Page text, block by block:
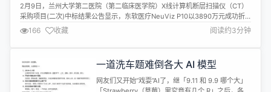
兰大二院
2月9日，兰州大学第二医院（第二临床医学院）X线计算机断层扫描仪（CT）
采购项目(二次)中标结果公告显示，东软医疗NeuViz P10以3890万元成功折
桂，包含设备、交钥匙工程以及5年原厂服务的完整解决方案。这一消息在医疗
设备领域引起极大关注。 在与国际品牌的正面竞争中，东软医疗凭借这样一套
全面且具有高性价比的方案成功胜出，意味着国产设备不再依靠价格优势参...
166 收藏 阅读约3分钟
一道洗车题难倒各大 AI 模型
网友们又开始“戏耍”AI了，继「9.11 和 9.9 哪个大」